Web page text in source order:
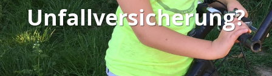
Unfallversicherung?